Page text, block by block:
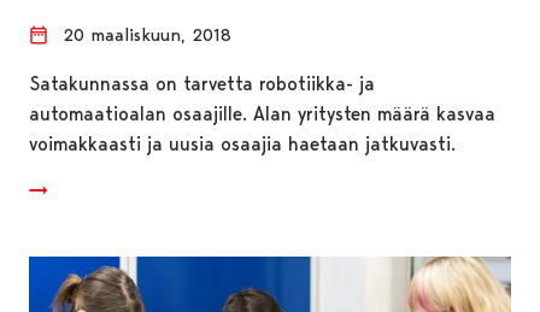
20 maaliskuun, 2018
Satakunnassa on tarvetta robotiikka- ja
automaatioalan osaajille. Alan yritysten määrä kasvaa
voimakkaasti ja uusia osaajia haetaan jatkuvasti.